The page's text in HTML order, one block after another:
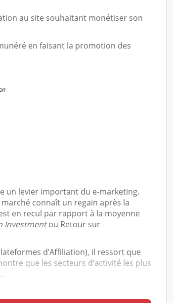
au site souhaitant monétiser son
en faisant la promotion des
un levier important du e-marketing.
connaît un regain après la
en recul par rapport à la moyenne
Investmentou Retour sur
d’Affiliation), il ressort que
que les secteurs d’activité les plus